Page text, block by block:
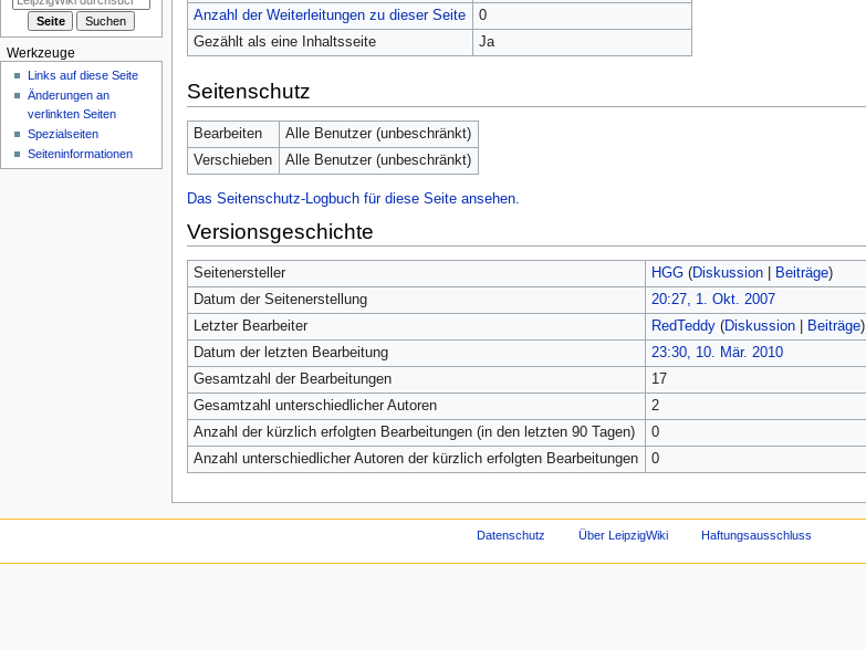
Anzahl der Weiterleitungen zu dieser Seite
0
Gezählt als eine Inhaltsseite
Ja
Seitenschutz
Bearbeiten
Alle Benutzer (unbeschränkt)
Verschieben
Alle Benutzer (unbeschränkt)
Das Seitenschutz-Logbuch für diese Seite ansehen.
Versionsgeschichte
Seitenersteller HGG (Diskussion| Beiträge)
Datum der Seitenerstellung
20:27, 1. Okt. 2007
Letzter Bearbeiter
RedTeddy (Diskussion| Beiträge)
Datum der letzten Bearbeitung
23:30, 10. Mär. 2010
Gesamtzahl der Bearbeitungen
17
Gesamtzahl unterschiedlicher Autoren
2
Anzahl der kürzlich erfolgten Bearbeitungen (in den letzten 90 Tagen)
0
Anzahl unterschiedlicher Autoren der kürzlich erfolgten Bearbeitungen
0
Werkzeuge
Links auf diese Seite
Änderungen an
verlinkten Seiten
Spezialseiten
Seiten­informationen
Datenschutz Über LeipzigWiki Haftungsausschluss